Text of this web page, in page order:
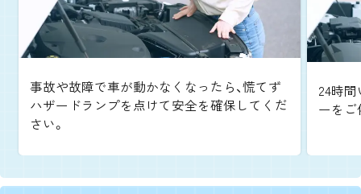
事故や故障で車が動かなくなったら、慌てず
ハザードランプを点けて安全を確保してくだ
さい。
24時間
ーをご